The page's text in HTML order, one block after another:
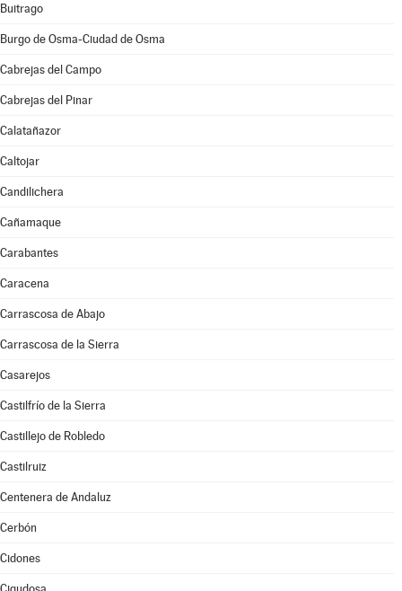
Buitrago
Burgo de Osma-Ciudad de Osma
Cabrejas del Campo
Cabrejas del Pinar
Calatañazor
Caltojar
Candilichera
Cañamaque
Carabantes
Caracena
Carrascosa de Abajo
Carrascosa de la Sierra
Casarejos
Castilfrío de la Sierra
Castillejo de Robledo
Castilruiz
Centenera de Andaluz
Cerbón
Cidones